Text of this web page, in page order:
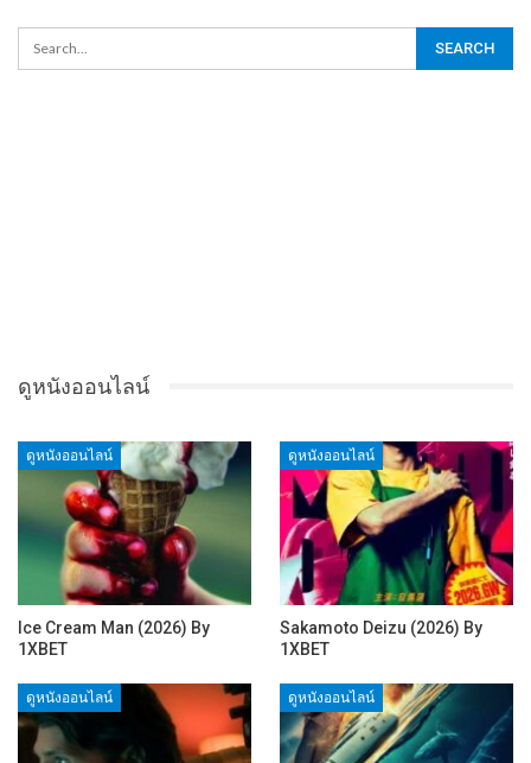
ดูหนังออนไลน์
ดูหนังออนไลน์
Ice Cream Man (2026) By
1XBET
ดูหนังออนไลน์
Sakamoto Deizu (2026) By
1XBET
ดูหนังออนไลน์ ดูหนังออนไลน์